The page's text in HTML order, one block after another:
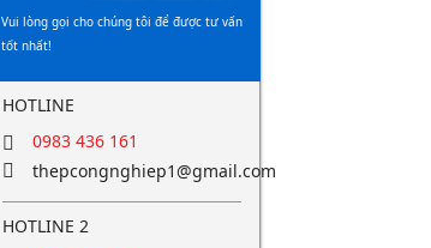
Vui lòng gọi cho chúng tôi để được tư vấn
tốt nhất!
HOTLINE
0983 436 161
thepcongnghiep1@gmail.com
HOTLINE 2